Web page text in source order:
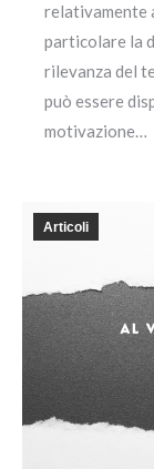
relativamente
particolare la
rilevanza del
può essere
motivazione…
Articoli